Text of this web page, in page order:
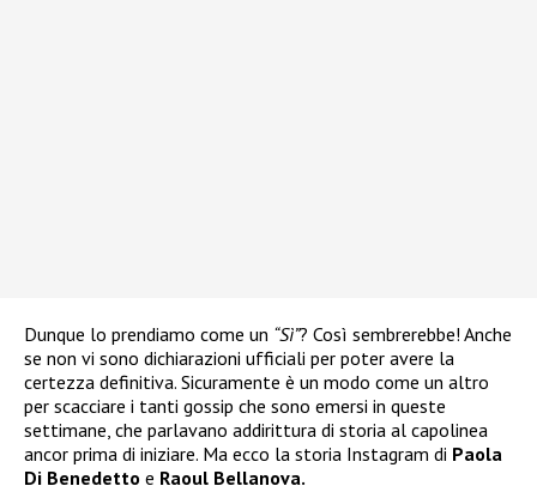
Dunque lo prendiamo come un “Sì”? Così sembrerebbe! Anche
se non vi sono dichiarazioni ufficiali per poter avere la
certezza definitiva. Sicuramente è un modo come un altro
per scacciare i tanti gossip che sono emersi in queste
settimane, che parlavano addirittura di storia al capolinea
ancor prima di iniziare. Ma ecco la storia Instagram di Paola
Di Benedetto e Raoul Bellanova.